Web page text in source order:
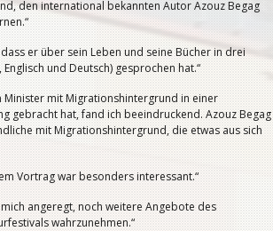
den international bekannten Autor Azouz Begag
er über sein Leben und seine Bücher in drei
und Deutsch) gesprochen hat.“
Minister mit Migrationshintergrund in einer
gebracht hat, fand ich beeindruckend. Azouz Begag
mit Migrationshintergrund, die etwas aus sich
Vortrag war besonders interessant.“
angeregt, noch weitere Angebote des
wahrzunehmen.“